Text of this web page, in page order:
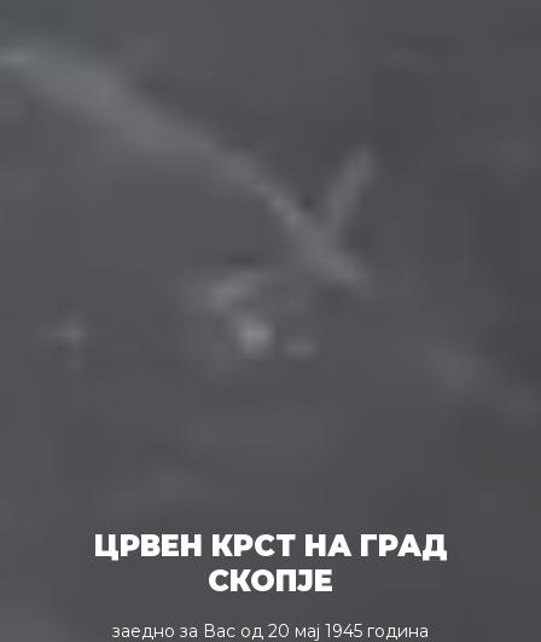
ЦРВЕН КРСТ НА ГРАД
СКОПЈЕ
заедно за Вас од 20 мај 1945 година